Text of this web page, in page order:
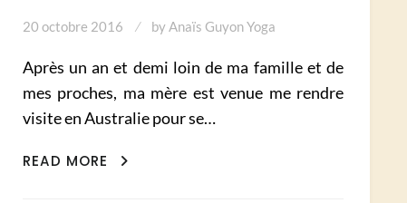
20 octobre 2016 byAnaïs Guyon Yoga
Après un an et demi loin de ma famille et de
mes proches, ma mère est venue me rendre
visite en Australie pour se…
READ MORE
LA